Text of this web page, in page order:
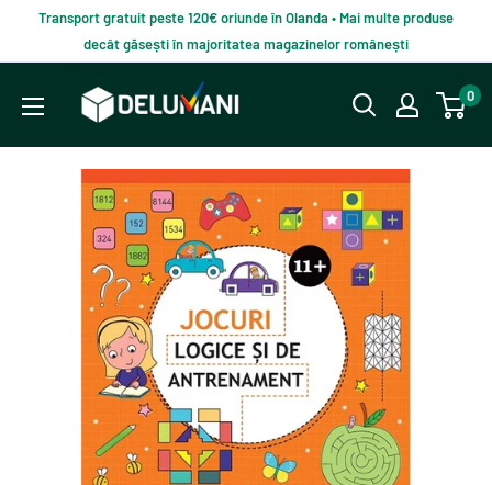
continut
Transport gratuit peste 120€ oriunde în Olanda • Mai multe produse
decât găsești în majoritatea magazinelor românești
Delumani
Magazin
românesc
online
0